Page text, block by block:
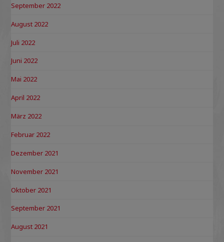
September 2022
August 2022
Juli 2022
Juni 2022
Mai 2022
April 2022
März 2022
Februar 2022
Dezember 2021
November 2021
Oktober 2021
September 2021
August 2021